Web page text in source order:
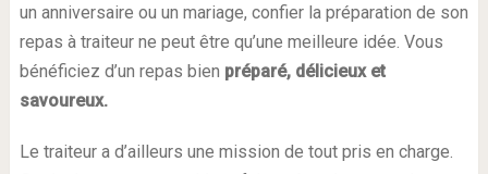
un anniversaire ou un mariage, confier la préparation de son
repas à traiteur ne peut être qu’une meilleure idée. Vous
bénéficiez d’un repas bien préparé, délicieux et
savoureux.
Le traiteur a d’ailleurs une mission de tout pris en charge.